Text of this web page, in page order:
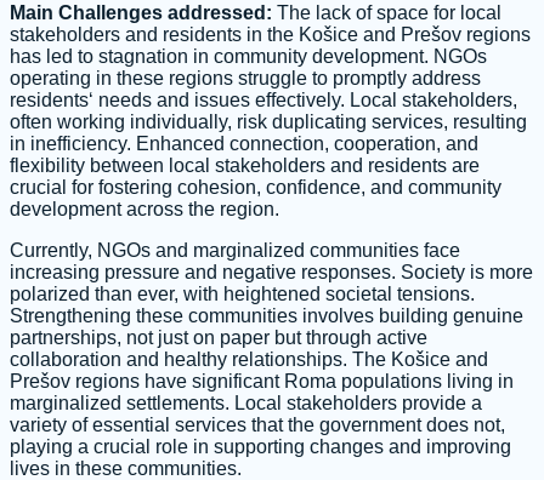
Main Challenges addressed: The lack of space for local
stakeholders and residents in the Košice and Prešov regions
has led to stagnation in community development. NGOs
operating in these regions struggle to promptly address
residents‘ needs and issues effectively. Local stakeholders,
often working individually, risk duplicating services, resulting
in inefficiency. Enhanced connection, cooperation, and
flexibility between local stakeholders and residents are
crucial for fostering cohesion, confidence, and community
development across the region.
Currently, NGOs and marginalized communities face
increasing pressure and negative responses. Society is more
polarized than ever, with heightened societal tensions.
Strengthening these communities involves building genuine
partnerships, not just on paper but through active
collaboration and healthy relationships. The Košice and
Prešov regions have significant Roma populations living in
marginalized settlements. Local stakeholders provide a
variety of essential services that the government does not,
playing a crucial role in supporting changes and improving
lives in these communities.